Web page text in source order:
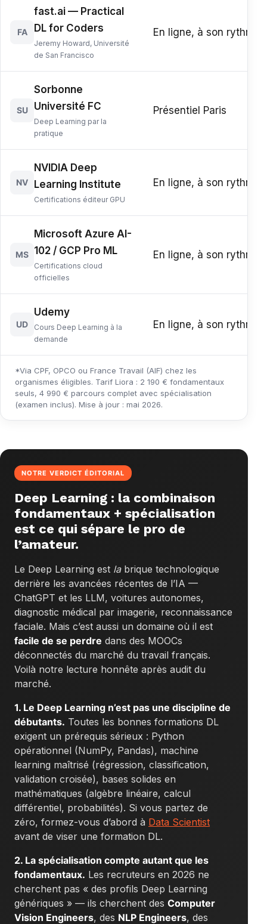
FA
fast.ai — Practical
DL for Coders
Jeremy Howard, Université
de San Francisco
En ligne, à son rythme
SU
Sorbonne
Université FC
Deep Learning par la
pratique
Présentiel Paris
NV
NVIDIA Deep
Learning Institute
Certifications éditeur GPU
En ligne, à son rythme
MS
Microsoft Azure AI-
102 / GCP Pro ML
Certifications cloud
officielles
En ligne, à son rythme
UD
Udemy
Cours Deep Learning à la
demande
En ligne, à son rythme
*Via CPF, OPCO ou France Travail (AIF) chez les
organismes éligibles. Tarif Liora : 2 190 € fondamentaux
seuls, 4 990 € parcours complet avec spécialisation
(examen inclus). Mise à jour : mai 2026.
NOTRE VERDICT ÉDITORIAL
Deep Learning : la combinaison
fondamentaux + spécialisation
est ce qui sépare le pro de
l’amateur.
Le Deep Learning est labrique technologique
derrière les avancées récentes de l’IA —
ChatGPT et les LLM, voitures autonomes,
diagnostic médical par imagerie, reconnaissance
faciale. Mais c’est aussi un domaine où il est
facile de se perdre dans des MOOCs
déconnectés du marché du travail français.
Voilà notre lecture honnête après audit du
marché.
1. Le Deep Learning n’est pas une discipline de
débutants. Toutes les bonnes formations DL
exigent un prérequis sérieux : Python
opérationnel (NumPy, Pandas), machine
learning maîtrisé (régression, classification,
validation croisée), bases solides en
mathématiques (algèbre linéaire, calcul
différentiel, probabilités). Si vous partez de
zéro, formez-vous d’abord à Data Scientist
avant de viser une formation DL.
2. La spécialisation compte autant que les
fondamentaux. Les recruteurs en 2026 ne
cherchent pas « des profils Deep Learning
génériques » — ils cherchent des Computer
Vision Engineers, des NLP Engineers, des